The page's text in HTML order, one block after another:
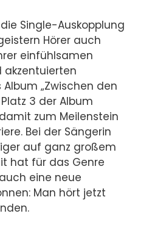
Single-Auskopplung
Hörer auch
einfühlsamen
akzentuierten
„Zwischen den
3 der Album
zum Meilenstein
Bei der Sängerin
auf ganz großem
hat für das Genre
eine neue
Man hört jetzt